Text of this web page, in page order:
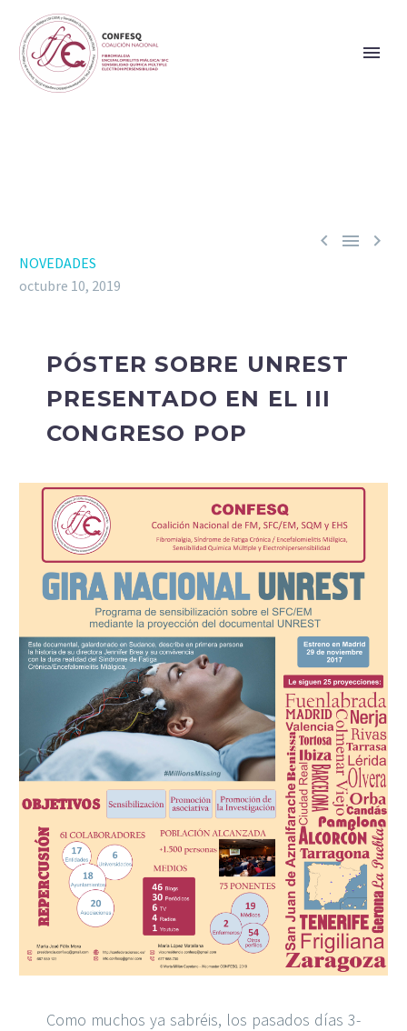
  
NOVEDADES
octubre 10, 2019
PÓSTER SOBRE UNREST
PRESENTADO EN EL III
CONGRESO POP
Como muchos ya sabréis, los pasados días 3-